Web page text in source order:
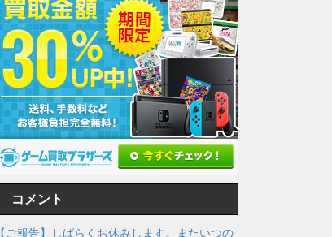
コメント
【ご報告】しばらくお休みします。またいつの